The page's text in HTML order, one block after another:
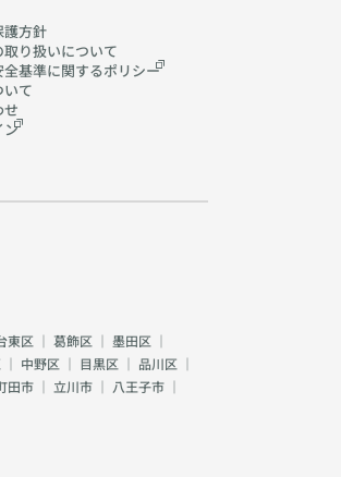
護方針
り扱いについて
基準に関するポリシー
いて
せ
ン
東区 ｜ 葛飾区 ｜ 墨田区 ｜
｜ 中野区 ｜ 目黒区 ｜ 品川区 ｜
田市 ｜ 立川市 ｜ 八王子市 ｜